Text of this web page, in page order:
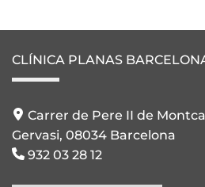
CLÍNICA PLANAS
Carrer de Pere II de
Gervasi, 08034 Barcelona
932 03 28 12